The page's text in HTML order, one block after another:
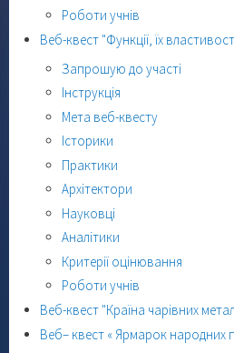
Роботи учнів
Веб-квест "Функції, їх
Запрошую до участі
Інструкція
Мета веб-квесту
Історики
Практики
Архітектори
Науковці
Аналітики
Критерії оцінювання
Роботи учнів
Веб-квест "Країна чарівних
Веб– квест « Ярмарок народних